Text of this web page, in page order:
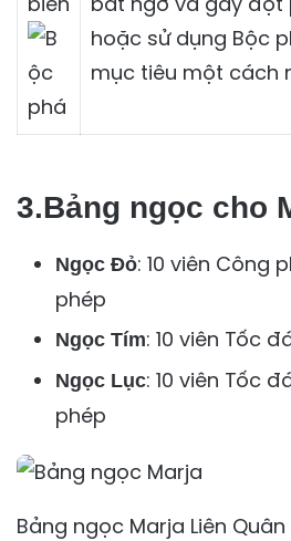
hoặc sử dụng Bộc
mục tiêu một cách
3.Bảng ngọc cho
Ngọc Đỏ: 10 viên Công
phép
Ngọc Tím: 10 viên Tốc
Ngọc Lục: 10 viên Tốc
phép
Bảng ngọc Marja Liên